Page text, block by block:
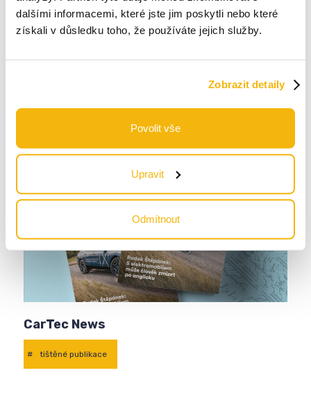
dalšími informacemi, které jste jim poskytli nebo které
získali v důsledku toho, že používáte jejich služby.
Zobrazit detaily
Povolit vše
Upravit
Odmítnout
CarTec News
# tištěné publikace